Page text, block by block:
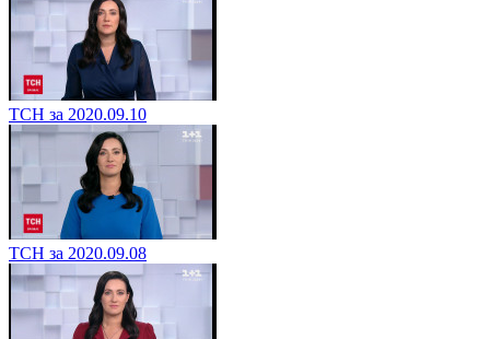
ТСН за 2020.09.10
ТСН за 2020.09.08